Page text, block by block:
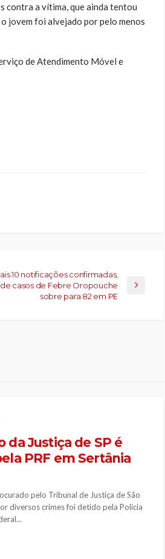
contra a vítima, que ainda tentou
jovem foi alvejado por pelo menos
de Atendimento Móvel e
10 notificações confirmadas,
casos de Febre Oropouche
sobre para 82 em PE
da Justiça de SP é
PRF em Sertânia
pelo Tribunal de Justiça de São
diversos crimes foi detido pela Polícia